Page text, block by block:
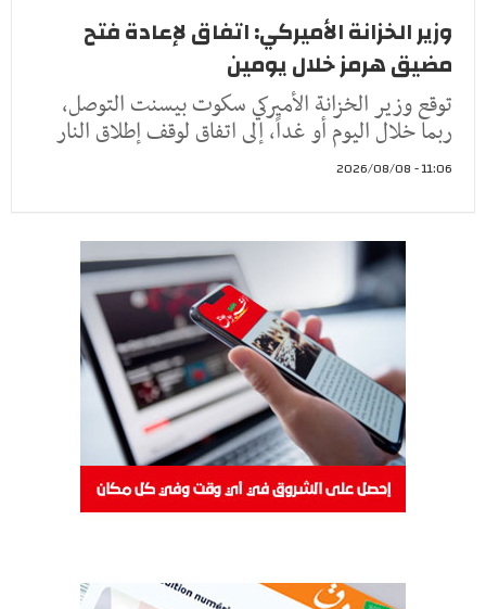
وزير الخزانة الأميركي: اتفاق لإعادة فتح
مضيق هرمز خلال يومين
توقع وزير الخزانة الأميركي سكوت بيسنت التوصل،
ربما خلال اليوم أو غداً، إلى اتفاق لوقف إطلاق النار
11:06 - 2026/08/08